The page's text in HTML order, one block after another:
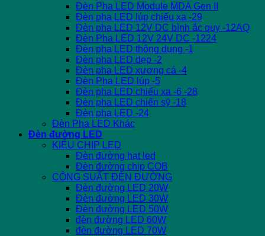
Đèn Pha LED Module MDA Gen II
Đèn pha LED lúp chiếu xa -29
Đèn pha LED 12V DC bình ắc quy -12AQ
Đèn Pha LED 12V 24V DC -1224
Đèn pha LED thông dụng -1
Đèn pha LED dẹp -2
Đèn pha LED xương cá -4
Đèn Pha LED lúp -5
Đèn pha LED chiếu xa -6 -28
Đèn pha LED chiến sỹ -18
Đèn pha LED -24
Đèn Pha LED Khác
Đèn đường LED
KIỂU CHIP LED
Đèn đường hạt led
Đèn đường chip COB
CÔNG SUẤT ĐÈN ĐƯỜNG
Đèn đường LED 20W
Đèn đường LED 30W
Đèn đường LED 50W
đèn đường LED 60W
đèn đường LED 70W